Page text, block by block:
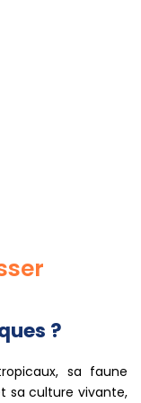
?
sa faune
sa culture vivante,